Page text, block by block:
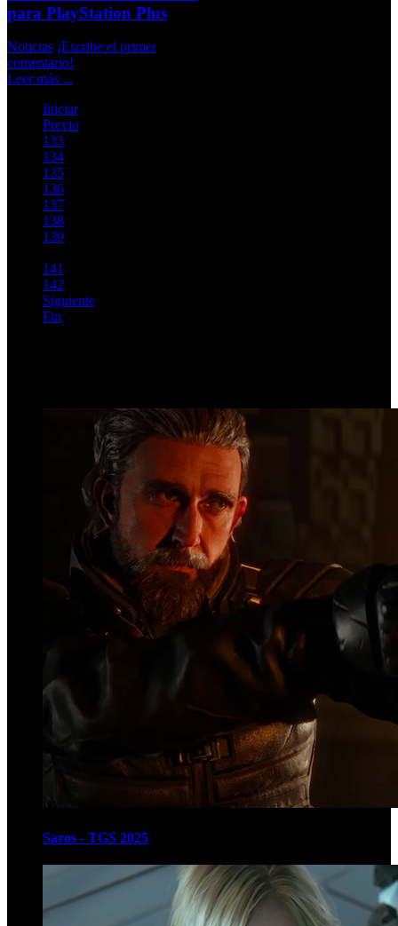
para PlayStation Plus
Noticias ¡Escribe el primer
comentario!
Leer más ...
Iniciar
Previo
133
134
135
136
137
138
139
141
142
Siguiente
Fin
Saros - TGS 2025